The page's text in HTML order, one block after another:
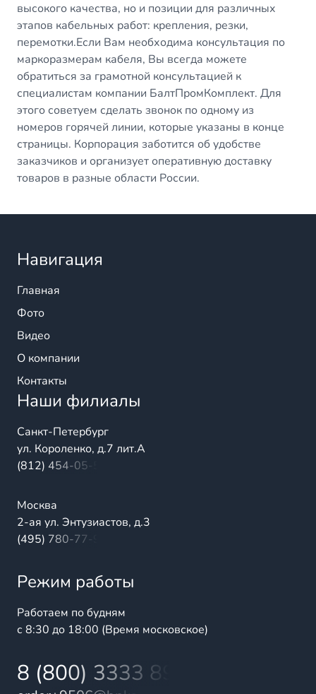
высокого качества, но и позиции для различных
этапов кабельных работ: крепления, резки,
перемотки.Если Вам необходима консультация по
маркоразмерам кабеля, Вы всегда можете
обратиться за грамотной консультацией к
специалистам компании БалтПромКомплект. Для
этого советуем сделать звонок по одному из
номеров горячей линии, которые указаны в конце
страницы. Корпорация заботится об удобстве
заказчиков и организует оперативную доставку
товаров в разные области России.
Навигация
Главная
Фото
Видео
О компании
Контакты
Наши филиалы
Санкт-Петербург
ул. Короленко, д.7 лит.А
(812) 454-05-54
Москва
2-ая ул. Энтузиастов, д.3
(495) 780-77-98
Режим работы
Работаем по будням
с 8:30 до 18:00 (Время московское)
8 (800) 3333 899